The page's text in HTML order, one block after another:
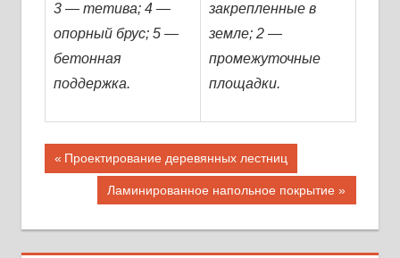
3 — тетива; 4 —
опорный брус; 5 —
бетонная
поддержка.
закрепленные в
земле; 2 —
промежуточные
площадки.
Навигация
записям
Предыдущая
запись;
Проектирование деревянных лестниц
Следующая
Ламинированное напольное покрытие